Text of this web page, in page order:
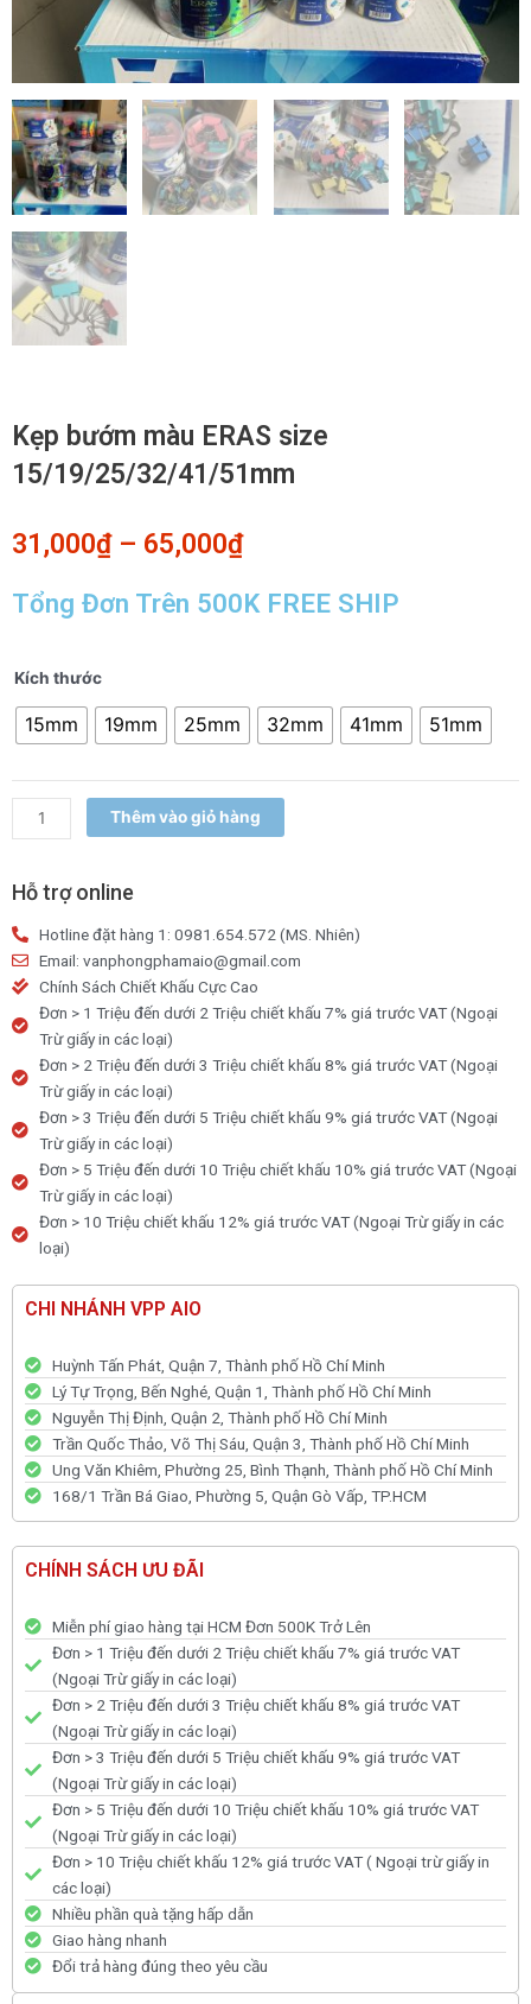
Kẹp bướm màu ERAS size
15/19/25/32/41/51mm
31,000₫– 65,000₫
Tổng Đơn Trên 500K FREE SHIP
Kích thước
15mm 19mm 25mm 32mm 41mm 51mm
Kẹp
màu
size
15/19/25/32/41/51mm
Thêm vào giỏ hàng
Hỗ trợ online
Hotline đặt hàng 1: 0981.654.572 (MS. Nhiên)
Email: vanphongphamaio@gmail.com
Chính Sách Chiết Khấu Cực Cao
Đơn > 1 Triệu đến dưới 2 Triệu chiết khấu 7% giá trước VAT (Ngoại
Trừ giấy in các loại)
Đơn > 2 Triệu đến dưới 3 Triệu chiết khấu 8% giá trước VAT (Ngoại
Trừ giấy in các loại)
Đơn > 3 Triệu đến dưới 5 Triệu chiết khấu 9% giá trước VAT (Ngoại
Trừ giấy in các loại)
Đơn > 5 Triệu đến dưới 10 Triệu chiết khấu 10% giá trước VAT (Ngoại
Trừ giấy in các loại)
Đơn > 10 Triệu chiết khấu 12% giá trước VAT (Ngoại Trừ giấy in các
loại)
CHI NHÁNH VPP AIO
Huỳnh Tấn Phát, Quận 7, Thành phố Hồ Chí Minh
Lý Tự Trọng, Bến Nghé, Quận 1, Thành phố Hồ Chí Minh
Nguyễn Thị Định, Quận 2, Thành phố Hồ Chí Minh
Trần Quốc Thảo, Võ Thị Sáu, Quận 3, Thành phố Hồ Chí Minh
Ung Văn Khiêm, Phường 25, Bình Thạnh, Thành phố Hồ Chí Minh
168/1 Trần Bá Giao, Phường 5, Quận Gò Vấp, TP.HCM
CHÍNH SÁCH ƯU ĐÃI
Miễn phí giao hàng tại HCM Đơn 500K Trở Lên
Đơn > 1 Triệu đến dưới 2 Triệu chiết khấu 7% giá trước VAT
(Ngoại Trừ giấy in các loại)
Đơn > 2 Triệu đến dưới 3 Triệu chiết khấu 8% giá trước VAT
(Ngoại Trừ giấy in các loại)
Đơn > 3 Triệu đến dưới 5 Triệu chiết khấu 9% giá trước VAT
(Ngoại Trừ giấy in các loại)
Đơn > 5 Triệu đến dưới 10 Triệu chiết khấu 10% giá trước VAT
(Ngoại Trừ giấy in các loại)
Đơn > 10 Triệu chiết khấu 12% giá trước VAT ( Ngoại trừ giấy in
các loại)
Nhiều phần quà tặng hấp dẫn
Giao hàng nhanh
Đổi trả hàng đúng theo yêu cầu